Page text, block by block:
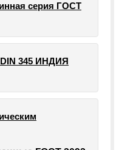
серия ГОСТ
345 ИНДИЯ